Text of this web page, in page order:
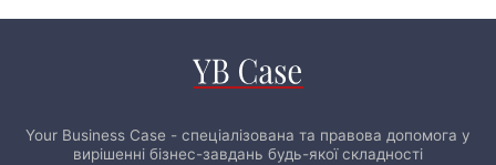
Your Business Case - спеціалізована та правова допомога у
вирішенні бізнес-завдань будь-якої складності